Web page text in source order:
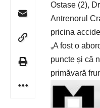
Ostase (2),
Antrenorul
pricina
„A fost o
puncte și că
primăvară